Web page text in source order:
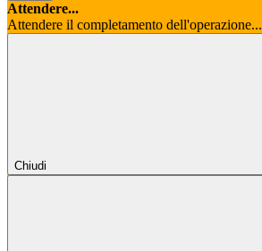
Attendere...
Attendere il completamento dell'operazione...
Chiudi